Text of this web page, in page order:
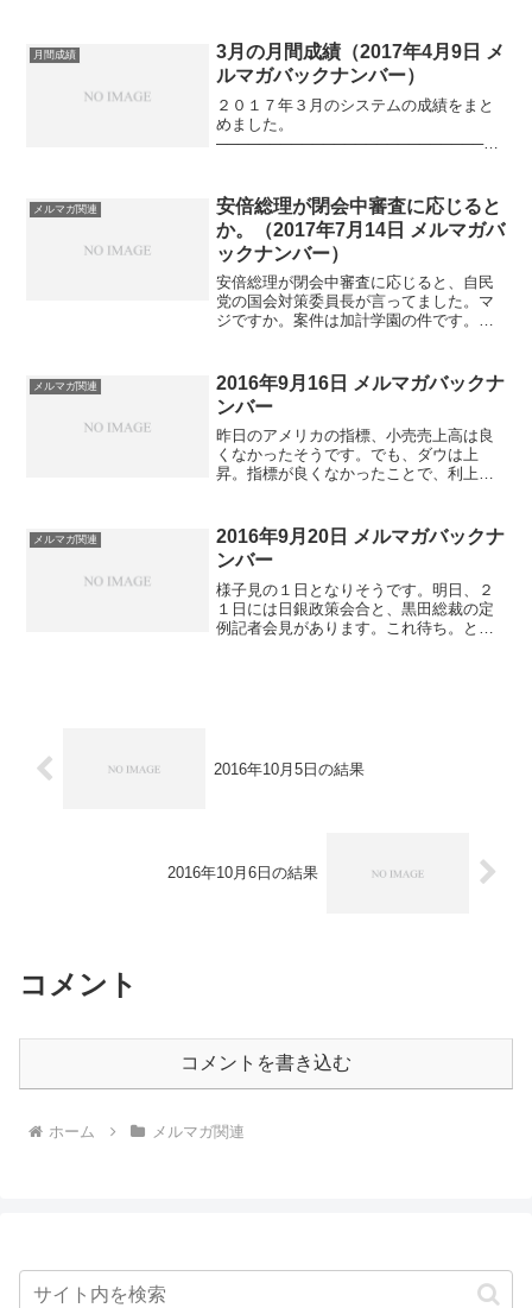
期待はずれの場合、あえて、期待はずれ
と思わせた場合。。。また...
月間成績
3月の月間成績（2017年4月9日 メ
ルマガバックナンバー）
２０１７年３月のシステムの成績をまと
めました。
───────────────────────────
──うちでのこづち・・・・・・・・▲３
６０円デイリー２２５（標準）・・・・
＋５...
メルマガ関連
安倍総理が閉会中審査に応じると
か。（2017年7月14日 メルマガバ
ックナンバー）
安倍総理が閉会中審査に応じると、自民
党の国会対策委員長が言ってました。マ
ジですか。案件は加計学園の件です。そ
たのかと。でも、一応「自分から出ると
言った」と国会対策委員長...
メルマガ関連
2016年9月16日 メルマガバックナ
ンバー
昨日のアメリカの指標、小売売上高は良
くなかったそうです。でも、ダウは上
昇。指標が良くなかったことで、利上げ
っ張られていったようですが、ドルは売
られて円高が進みました。そ...
メルマガ関連
2016年9月20日 メルマガバックナ
ンバー
様子見の１日となりそうです。明日、２
１日には日銀政策会合と、黒田総裁の定
例記者会見があります。これ待ち。とい
2016年10月5日の結果
2016年10月6日の結果
コメント
コメントを書き込む
ホーム メルマガ関連